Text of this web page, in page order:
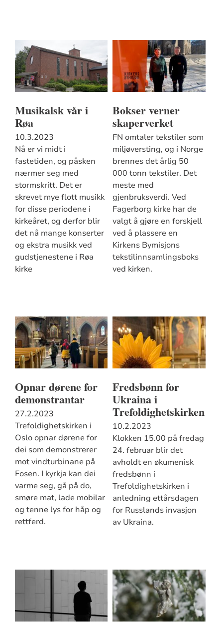
Musikalsk vår i
Røa
10.3.2023
Nå er vi midt i
fastetiden, og påsken
nærmer seg med
stormskritt. Det er
skrevet mye flott musikk
for disse periodene i
kirkeåret, og derfor blir
det nå mange konserter
og ekstra musikk ved
gudstjenestene i Røa
kirke
Bokser verner
skaperverket
FN omtaler tekstiler som
miljøversting, og i Norge
brennes det årlig 50
000 tonn tekstiler. Det
meste med
gjenbruksverdi. Ved
Fagerborg kirke har de
valgt å gjøre en forskjell
ved å plassere en
Kirkens Bymisjons
tekstilinnsamlingsboks
ved kirken.
Opnar dørene for
demonstrantar
27.2.2023
Trefoldighetskirken i
Oslo opnar dørene for
dei som demonstrerer
mot vindturbinane på
Fosen. I kyrkja kan dei
varme seg, gå på do,
smøre mat, lade mobilar
og tenne lys for håp og
rettferd.
Fredsbønn for
Ukraina i
Trefoldighetskirken
10.2.2023
Klokken 15.00 på fredag
24. februar blir det
avholdt en økumenisk
fredsbønn i
Trefoldighetskirken i
anledning ettårsdagen
for Russlands invasjon
av Ukraina.